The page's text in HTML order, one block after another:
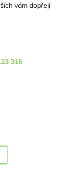
vám dopřejí
316